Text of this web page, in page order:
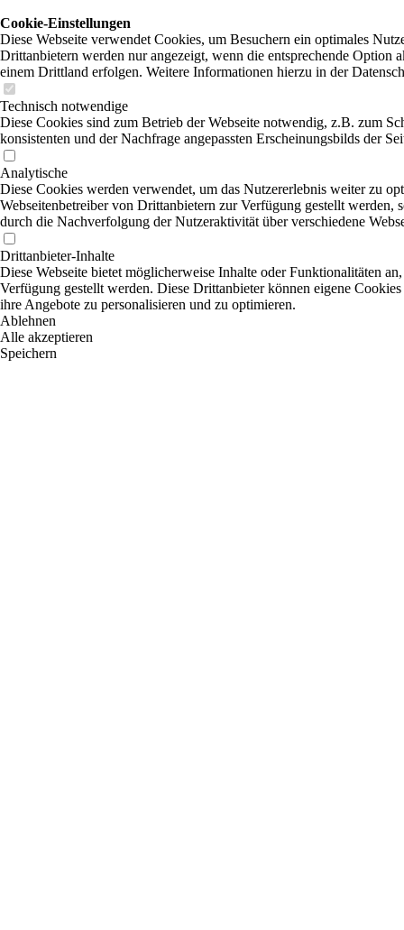
Cookie-Einstellungen
Diese Webseite verwendet Cookies, um Besuchern ein optimales
Drittanbietern werden nur angezeigt, wenn die entsprechende Option
einem Drittland erfolgen. Weitere Informationen hierzu in der
Technisch notwendige
Diese Cookies sind zum Betrieb der Webseite notwendig, z.B. zum
konsistenten und der Nachfrage angepassten Erscheinungsbilds der
Analytische
Diese Cookies werden verwendet, um das Nutzererlebnis weiter zu
Webseitenbetreiber von Drittanbietern zur Verfügung gestellt werden,
durch die Nachverfolgung der Nutzeraktivität über verschiedene
Drittanbieter-Inhalte
Diese Webseite bietet möglicherweise Inhalte oder Funktionalitäten
Verfügung gestellt werden. Diese Drittanbieter können eigene
ihre Angebote zu personalisieren und zu optimieren.
Ablehnen
Alle akzeptieren
Speichern